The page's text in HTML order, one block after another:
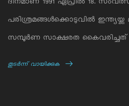
ദിനമാണ് 1991 ഏപ്രില്‍ 18.
പരിശ്രമങ്ങള്‍ക്കൊടുവില്‍
സമ്പൂര്‍ണ സാക്ഷരത
തുടര്‍ന്ന് വായിക്കുക